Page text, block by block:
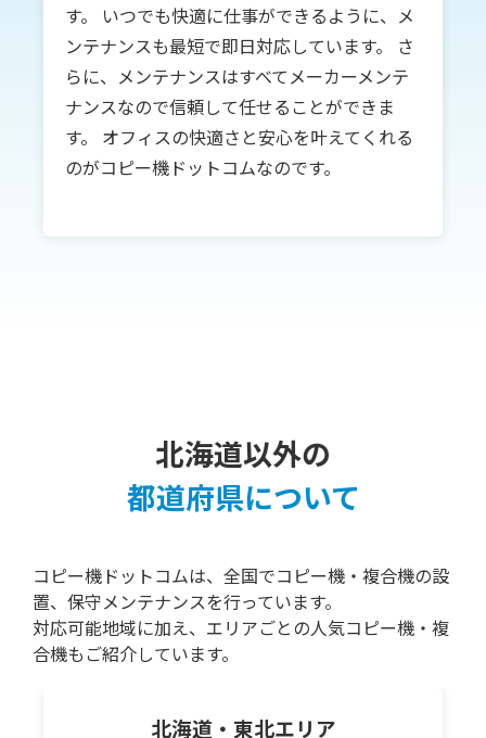
す。 いつでも快適に仕事ができるように、メ
ンテナンスも最短で即日対応しています。 さ
らに、メンテナンスはすべてメーカーメンテ
ナンスなので信頼して任せることができま
す。 オフィスの快適さと安心を叶えてくれる
のがコピー機ドットコムなのです。
北海道以外の
都道府県について
コピー機ドットコムは、全国でコピー機・複合機の設
置、保守メンテナンスを行っています。
対応可能地域に加え、エリアごとの人気コピー機・複
合機もご紹介しています。
北海道・東北エリア